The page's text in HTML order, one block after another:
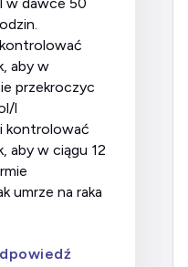
aby w
przekroczyc
l
aby w ciągu 12